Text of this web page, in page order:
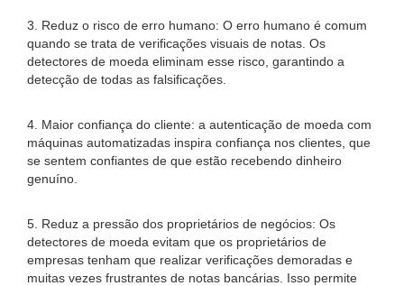
3. Reduz o risco de erro humano: O erro humano é comum
quando se trata de verificações visuais de notas. Os
detectores de moeda eliminam esse risco, garantindo a
detecção de todas as falsificações.
4. Maior confiança do cliente: a autenticação de moeda com
máquinas automatizadas inspira confiança nos clientes, que
se sentem confiantes de que estão recebendo dinheiro
genuíno.
5. Reduz a pressão dos proprietários de negócios: Os
detectores de moeda evitam que os proprietários de
empresas tenham que realizar verificações demoradas e
muitas vezes frustrantes de notas bancárias. Isso permite